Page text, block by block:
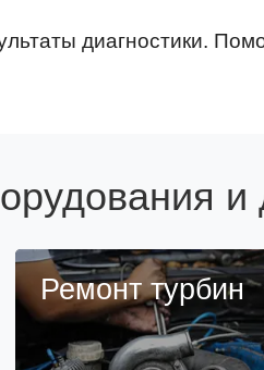
диагностики.
и
Ремонт турбин